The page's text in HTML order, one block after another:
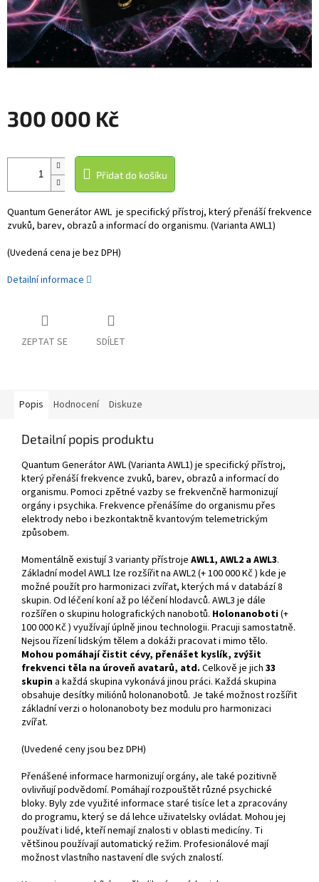
300 000 Kč
cena:
Přidat do košíku
Quantum Generátor AWL je specifický přístroj, který přenáší frekvence
zvuků, barev, obrazů a informací do organismu. (Varianta AWL1)
(Uvedená cena je bez DPH)
Detailní informace
ZEPTAT SE SDÍLET
Popis Hodnocení Diskuze
Detailní popis produktu
Quantum Generátor AWL (Varianta AWL1) je specifický přístroj,
který přenáší frekvence zvuků, barev, obrazů a informací do
organismu. Pomoci zpětné vazby se frekvenčně harmonizují
orgány i psychika. Frekvence přenášíme do organismu přes
elektrody nebo i bezkontaktně kvantovým telemetrickým
způsobem.
Momentálně existují 3 varianty přístroje AWL1, AWL2 a AWL3.
Základní model AWL1 lze rozšířit na AWL2 (+ 100 000 Kč ) kde je
možné použít pro harmonizaci zvířat, kterých má v databází 8
skupin. Od léčení koní až po léčení hlodavců. AWL3 je dále
rozšířen o skupinu holografických nanobotů. Holonanoboti(+
100 000 Kč ) využívají úplně jinou technologii. Pracuji samostatně.
Nejsou řízení lidským tělem a dokáži pracovat i mimo tělo.
Mohou pomáhají čistit cévy, přenášet kyslík, zvýšit
frekvenci těla na úroveň avatarů, atd. Celkově je jich 33
skupin a každá skupina vykonává jinou práci. Každá skupina
obsahuje desítky miliónů holonanobotů. Je také možnost rozšířit
základní verzi o holonanoboty bez modulu pro harmonizaci
zvířat.
(Uvedené ceny jsou bez DPH)
Přenášené informace harmonizují orgány, ale také pozitivně
ovlivňují podvědomí. Pomáhají rozpouštět různé psychické
bloky. Byly zde využité informace staré tisíce let a zpracovány
do programu, který se dá lehce uživatelsky ovládat. Mohou jej
používat i lidé, kteří nemají znalosti v oblasti medicíny. Ti
většinou používají automatický režim. Profesionálové mají
možnost vlastního nastavení dle svých znalostí.